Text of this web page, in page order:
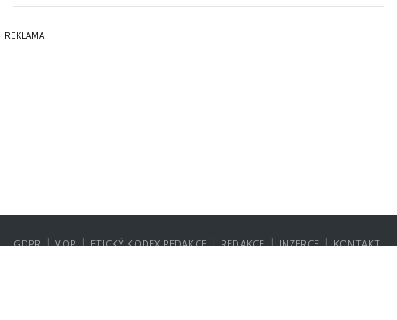
GDPR | VOP | ETICKÝ KODEX REDAKCE | REDAKCE | INZERCE | KONTAKT